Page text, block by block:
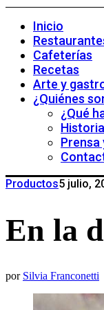
Inicio
Cafeterías
Recetas
Arte y
¿Quiénes
¿Qué
Prensa
Productos5 julio,
En la
por Silvia Franconetti